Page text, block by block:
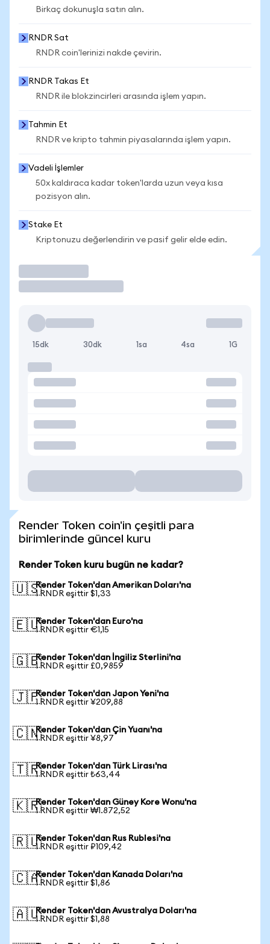
Birkaç dokunuşla satın alın.
RNDR Sat
RNDR coin'lerinizi nakde çevirin.
RNDR Takas Et
RNDR ile blokzincirleri arasında işlem yapın.
Tahmin Et
RNDR ve kripto tahmin piyasalarında işlem yapın.
Vadeli İşlemler
50x kaldıraca kadar token'larda uzun veya kısa
pozisyon alın.
Stake Et
Kriptonuzu değerlendirin ve pasif gelir elde edin.
15dk 30dk 1sa 4sa 1G
Render Token coin'in çeşitli para
birimlerinde güncel kuru
Render Token kuru bugün ne kadar?
🇺🇸Render Token'dan Amerikan Doları'na
1 RNDR eşittir $1,33
🇪🇺Render Token'dan Euro'na
1 RNDR eşittir €1,15
🇬🇧Render Token'dan İngiliz Sterlini'na
1 RNDR eşittir £0,9859
🇯🇵Render Token'dan Japon Yeni'na
1 RNDR eşittir ¥209,88
🇨🇳Render Token'dan Çin Yuanı'na
1 RNDR eşittir ¥8,97
🇹🇷Render Token'dan Türk Lirası'na
1 RNDR eşittir ₺63,44
🇰🇷Render Token'dan Güney Kore Wonu'na
1 RNDR eşittir ₩1.872,52
🇷🇺Render Token'dan Rus Rublesi'na
1 RNDR eşittir ₽109,42
🇨🇦Render Token'dan Kanada Doları'na
1 RNDR eşittir $1,86
🇦🇺Render Token'dan Avustralya Doları'na
1 RNDR eşittir $1,88